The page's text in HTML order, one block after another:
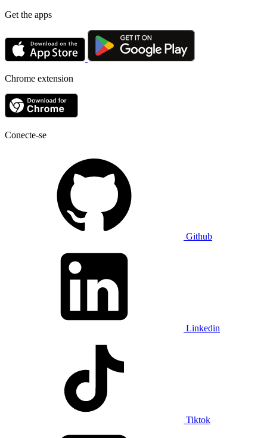
Get the apps
Chrome extension
Conecte-se
Github
Linkedin
Tiktok